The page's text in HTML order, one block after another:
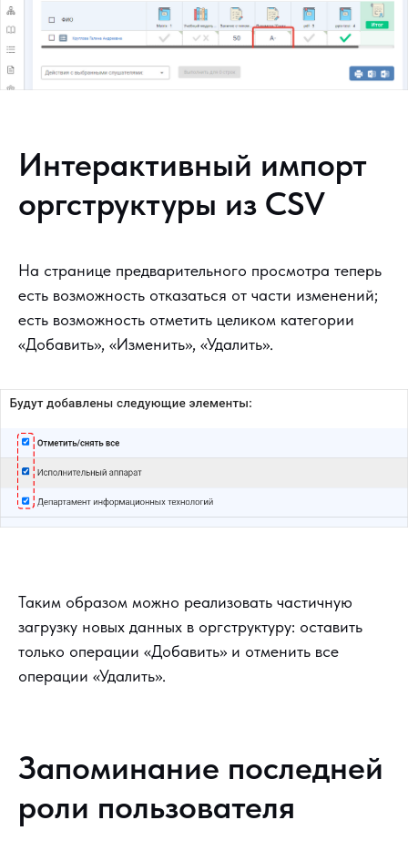
Интерактивный импорт
оргструктуры из CSV
На странице предварительного просмотра теперь
есть возможность отказаться от части изменений;
есть возможность отметить целиком категории
«Добавить», «Изменить», «Удалить».
Таким образом можно реализовать частичную
загрузку новых данных в оргструктуру: оставить
только операции «Добавить» и отменить все
операции «Удалить».
Запоминание последней
роли пользователя